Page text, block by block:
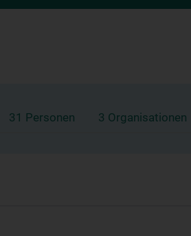
31 Personen 3 Organisationen